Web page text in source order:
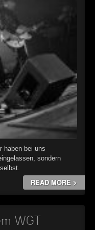
haben bei uns
sondern
READ MORE >
WGT